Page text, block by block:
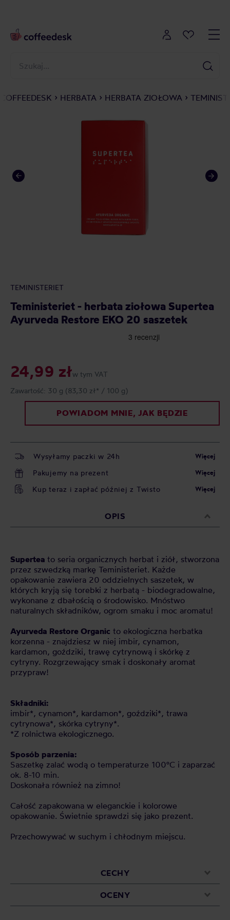
COFFEEDESK HERBATA HERBATA ZIOŁOWA
TEMINISTERIET
Teministeriet - herbata ziołowa Supertea
Ayurveda Restore EKO 20 saszetek
24,99 złw tym VAT
Zawartość: 30 g (83,30 zł* / 100 g)
POWIADOM MNIE, JAK BĘDZIE
Wysyłamy paczki w 24h Więcej
Pakujemy na prezent Więcej
Kup teraz i zapłać później z Twisto Więcej
OPIS
Supertea to seria organicznych herbat i ziół, stworzona
przez szwedzką markę Teministeriet. Każde
opakowanie zawiera 20 oddzielnych saszetek, w
których kryją się torebki z herbatą - biodegradowalne,
wykonane z dbałością o środowisko. Mnóstwo
naturalnych składników, ogrom smaku i moc aromatu!
Ayurveda Restore Organic to ekologiczna herbatka
korzenna - znajdziesz w niej imbir, cynamon,
kardamon, goździki, trawę cytrynową i skórkę z
cytryny. Rozgrzewający smak i doskonały aromat
przypraw!
Składniki:
imbir*, cynamon*, kardamon*, goździki*, trawa
cytrynowa*, skórka cytryny*.
*Z rolnictwa ekologicznego.
Sposób parzenia:
Saszetkę zalać wodą o temperaturze 100°C i zaparzać
ok. 8-10 min.
Doskonała również na zimno!
Całość zapakowana w eleganckie i kolorowe
opakowanie. Świetnie sprawdzi się jako prezent.
Przechowywać w suchym i chłodnym miejscu.
CECHY
OCENY